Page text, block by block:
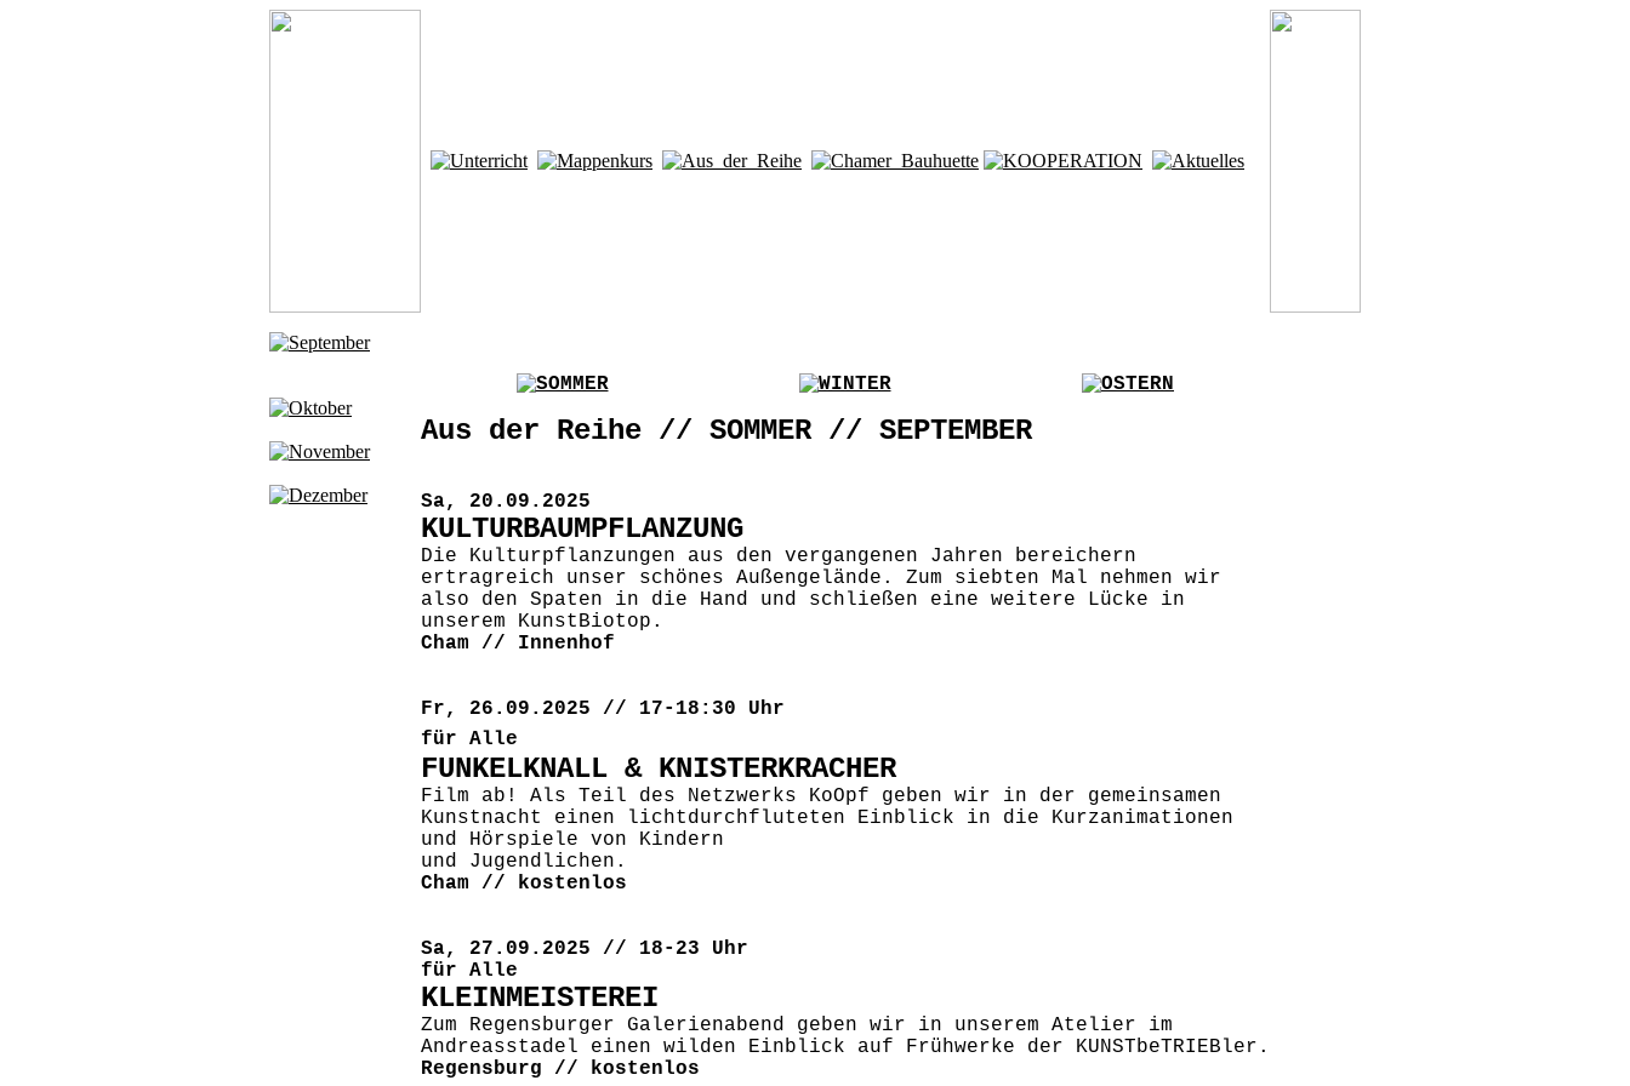
Aus der Reihe // SOMMER // SEPTEMBER
Sa, 20.09.2025
KULTURBAUMPFLANZUNG
Die Kulturpflanzungen aus den vergangenen Jahren bereichern
ertragreich unser schönes Außengelände. Zum siebten Mal nehmen wir
also den Spaten in die Hand und schließen eine weitere Lücke in
unserem KunstBiotop.
Cham // Innenhof
Fr, 26.09.2025 // 17-18:30 Uhr
für Alle
FUNKELKNALL & KNISTERKRACHER
Film ab! Als Teil des Netzwerks KoOpf geben wir in der gemeinsamen
Kunstnacht einen lichtdurchfluteten Einblick in die Kurzanimationen
und Hörspiele von Kindern
und Jugendlichen.
Cham // kostenlos
Sa, 27.09.2025 // 18-23 Uhr
für Alle
KLEINMEISTEREI
Zum Regensburger Galerienabend geben wir in unserem Atelier im
Andreasstadel einen wilden Einblick auf Frühwerke der KUNSTbeTRIEBler.
Regensburg // kostenlos